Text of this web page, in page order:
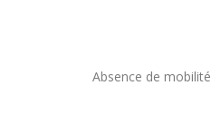
Absence de mobilité